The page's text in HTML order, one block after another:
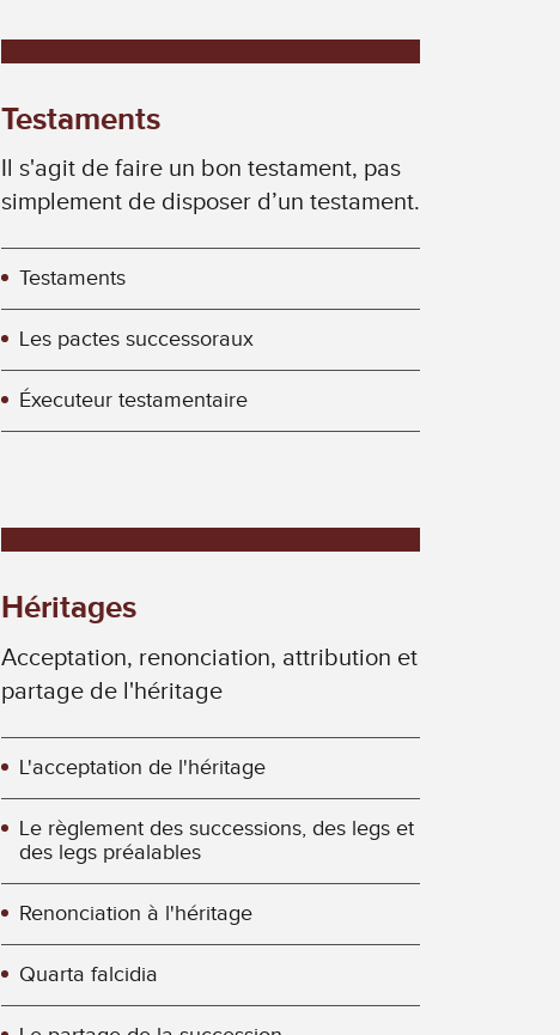
Testaments
Il s'agit de faire un bon testament, pas
simplement de disposer d’un testament.
Testaments
Les pactes successoraux
Éxecuteur testamentaire
Héritages
Acceptation, renonciation, attribution et
partage de l'héritage
L'acceptation de l'héritage
Le règlement des successions, des legs et
des legs préalables
Renonciation à l'héritage
Quarta falcidia